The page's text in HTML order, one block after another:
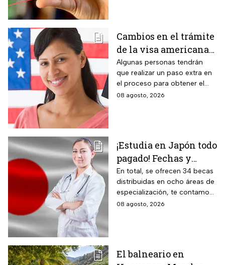
común.
Cambios en el trámite
de la visa americana
2026 y para quiénes
aplica
Algunas personas tendrán
que realizar un paso extra en
el proceso para obtener el
documento que permite
08 agosto, 2026
¡Estudia en Japón todo
pagado! Fechas y
requisitos de la
convocatoria para
becas de estancias en
2026
En total, se ofrecen 34 becas
distribuidas en ocho áreas de
especialización, te contamos
todos los detalles.
08 agosto, 2026
El balneario en